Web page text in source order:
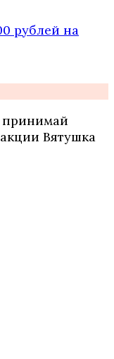
рублей на
принимай
Вятушка